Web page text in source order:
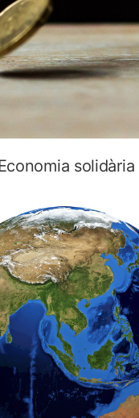
solidària